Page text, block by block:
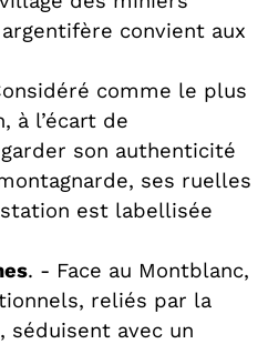
convient aux
comme le plus
à l’écart de
son authenticité
ses ruelles
est labellisée
. - Face au Montblanc,
reliés par la
séduisent avec un